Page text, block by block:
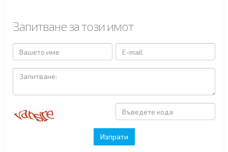
Запитване за този имот